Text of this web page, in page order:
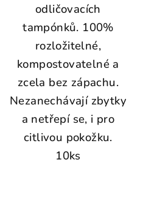
odličovacích
tampónků. 100%
rozložitelné,
kompostovatelné a
zcela bez zápachu.
Nezanechávají zbytky
a netřepí se, i pro
citlivou pokožku.
10ks